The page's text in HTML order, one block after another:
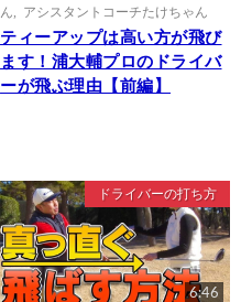
ん
アシスタントコーチたけちゃん
ティーアップは高い方が飛び
ます！浦大輔プロのドライバ
ーが飛ぶ理由【前編】
ドライバーの打ち方
6:46